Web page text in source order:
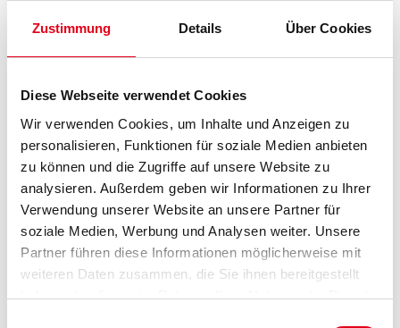
Zustimmung Details Über Cookies
Diese Webseite verwendet Cookies
Wir verwenden Cookies, um Inhalte und Anzeigen zu
personalisieren, Funktionen für soziale Medien anbieten
zu können und die Zugriffe auf unsere Website zu
analysieren. Außerdem geben wir Informationen zu Ihrer
Verwendung unserer Website an unsere Partner für
soziale Medien, Werbung und Analysen weiter. Unsere
Partner führen diese Informationen möglicherweise mit
weiteren Daten zusammen, die Sie ihnen bereitgestellt
haben oder die sie im Rahmen Ihrer Nutzung der Dienste
Länge in centimeter
Breite in centimeter
Höhe in centimeter
Gebinde